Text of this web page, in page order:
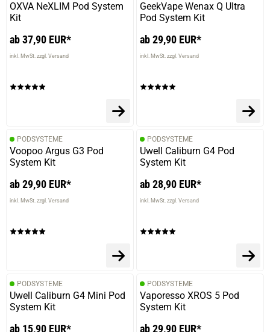
OXVA NeXLIM Pod System
Kit
ab 37,90 EUR*
inkl. MwSt. zzgl. Versand
GeekVape Wenax Q Ultra
Pod System Kit
ab 29,90 EUR*
inkl. MwSt. zzgl. Versand
PODSYSTEME
Voopoo Argus G3 Pod
System Kit
ab 29,90 EUR*
inkl. MwSt. zzgl. Versand
PODSYSTEME
Uwell Caliburn G4 Pod
System Kit
ab 28,90 EUR*
inkl. MwSt. zzgl. Versand
PODSYSTEME
Uwell Caliburn G4 Mini Pod
System Kit
ab 15,90 EUR*
PODSYSTEME
Vaporesso XROS 5 Pod
System Kit
ab 29,90 EUR*